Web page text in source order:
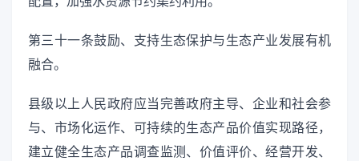
第三十一条鼓励、支持生态保护与生态产业发展有机
融合。
县级以上人民政府应当完善政府主导、企业和社会参
与、市场化运作、可持续的生态产品价值实现路径，
建立健全生态产品调查监测、价值评价、经营开发、